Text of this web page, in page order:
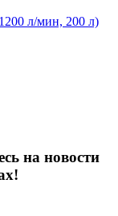
л/мин, 200 л)
на новости